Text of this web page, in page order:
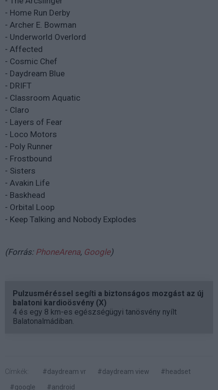
- Home Run Derby
- Archer E. Bowman
- Underworld Overlord
- Affected
- Cosmic Chef
- Daydream Blue
- DRIFT
- Classroom Aquatic
- Claro
- Layers of Fear
- Loco Motors
- Poly Runner
- Frostbound
- Sisters
- Avakin Life
- Baskhead
- Orbital Loop
- Keep Talking and Nobody Explodes
(Forrás: PhoneArena, Google)
Pulzusméréssel segíti a biztonságos mozgást az új
balatoni kardioösvény (X)
4 és egy 8 km-es egészségügyi tanösvény nyílt
Balatonalmádiban.
Címkék: #daydream vr #daydream view
#headset
#google
#android